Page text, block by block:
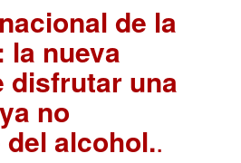
de la
la nueva
disfrutar una
no
alcohol..